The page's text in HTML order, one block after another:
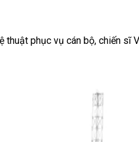
phục vụ cán bộ, chiến sĩ